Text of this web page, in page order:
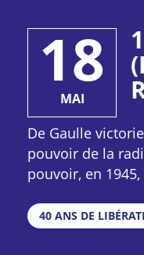
18
MAI
De Gaulle
pouvoir de la
pouvoir, en
place de la
d’après-guerre
40 ANS DE